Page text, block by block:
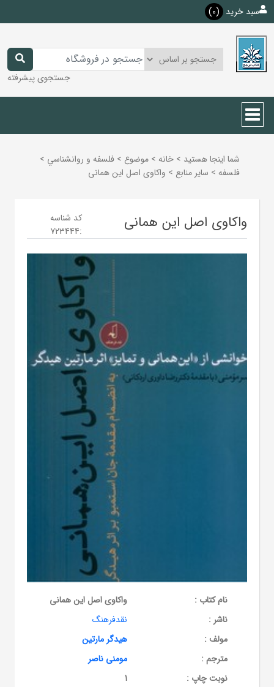
سبد خرید (0)
جستجوی پیشرفته
شما اینجا هستید > خانه > موضوع > فلسفه و روانشناسي >
فلسفه > ساير منابع > واکاوی اصل این همانی
واکاوی اصل این همانی
کد شناسه
:
723444
نام کتاب :
واکاوی اصل این همانی
ناشر :
نقدفرهنگ
مولف :
هیدگر مارتین
مترجم :
مومنی ناصر
نوبت چاپ :
1